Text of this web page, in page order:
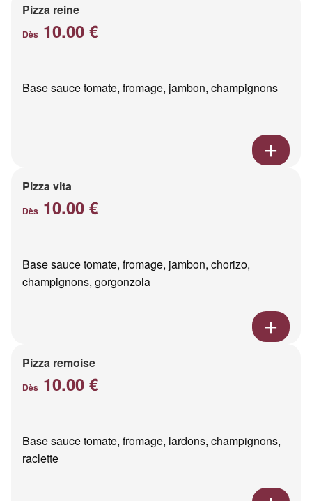
Pizza reine
Dès 10.00 €
Base sauce tomate, fromage, jambon, champignons
Pizza vita
Dès 10.00 €
Base sauce tomate, fromage, jambon, chorizo,
champignons, gorgonzola
Pizza remoise
Dès 10.00 €
Base sauce tomate, fromage, lardons, champignons,
raclette